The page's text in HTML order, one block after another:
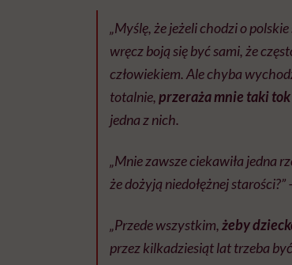
„Myślę, że jeżeli chodzi o
wręcz boją się być sami, że
człowiekiem. Ale chyba
totalnie,przeraża mnie taki
jedna z nich.
„Mnie zawsze ciekawiła jedna
że dożyją niedołężnej starości?”
„Przede wszystkim,żeby
przez kilkadziesiąt lat trzeba